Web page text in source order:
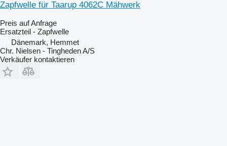
Zapfwelle für Taarup 4062C Mähwerk
Preis auf Anfrage
Ersatzteil - Zapfwelle
Dänemark, Hemmet
Chr. Nielsen - Tingheden A/S
Verkäufer kontaktieren